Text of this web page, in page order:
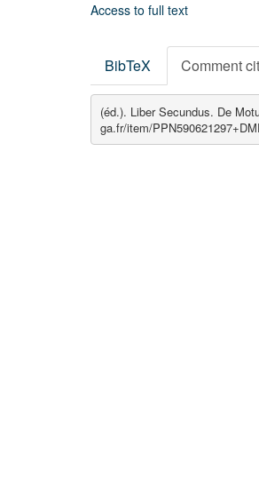
Access to full text
BibTeX Comment
(éd.). Liber Secundus. De
ga.fr/item/